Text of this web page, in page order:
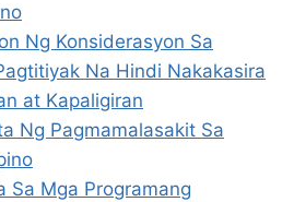
Ng Konsiderasyon Sa
Na Hindi Nakakasira
at Kapaligiran
Ng Pagmamalasakit Sa
Sa Mga Programang